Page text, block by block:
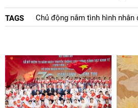
TAGS Chủ động nắm tình hình nhân